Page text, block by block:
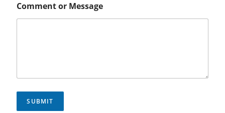
*
N
Comment or Message
SUBMIT